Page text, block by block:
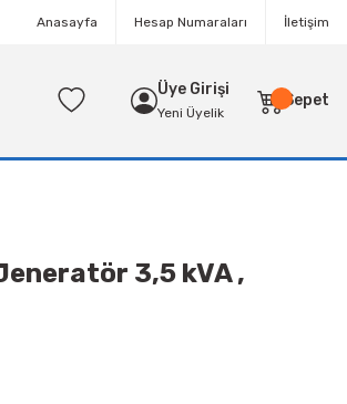
Anasayfa Hesap Numaraları İletişim
Üye Girişi
Yeni Üyelik
Sepet
3,5 kVA ,